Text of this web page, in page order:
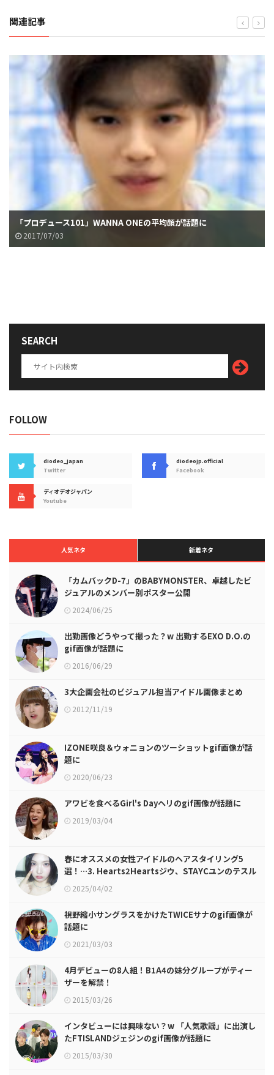
関連記事
「プロデュース101」WANNA ONEの平均顔が話題に
2017/07/03
SEARCH
FOLLOW
diodeo_japan
Twitter
diodeojp.official
Facebook
ディオデオジャパン
Youtube
人気ネタ 新着ネタ
「カムバックD-7」のBABYMONSTER、卓越したビ
ジュアルのメンバー別ポスター公開
2024/06/25
出勤画像どうやって撮った？w 出勤するEXO D.O.の
gif画像が話題に
2016/06/29
3大企画会社のビジュアル担当アイドル画像まとめ
2012/11/19
IZONE咲良＆ウォニョンのツーショットgif画像が話
題に
2020/06/23
アワビを食べるGirl's Dayヘリのgif画像が話題に
2019/03/04
春にオススメの女性アイドルのヘアスタイリング5
選！…3. Hearts2Heartsジウ、STAYCユンのテスル
カット
2025/04/02
視野縮小サングラスをかけたTWICEサナのgif画像が
話題に
2021/03/03
4月デビューの8人組！B1A4の妹分グループがティー
ザーを解禁！
2015/03/26
インタビューには興味ない？w 「人気歌謡」に出演し
たFTISLANDジェジンのgif画像が話題に
2015/03/30